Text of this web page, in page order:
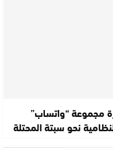
مجموعة “واتساب”
نحو سبتة المحتلة